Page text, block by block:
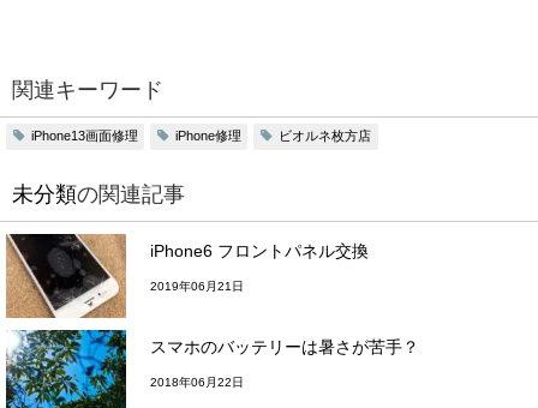
関連キーワード
iPhone13画面修理 iPhone修理 ビオルネ枚方店
未分類の関連記事
iPhone6 フロントパネル交換
2019年06月21日
スマホのバッテリーは暑さが苦手？
2018年06月22日